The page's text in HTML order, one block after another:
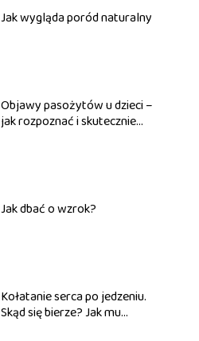
Jak wygląda poród naturalny
Objawy pasożytów u dzieci –
jak rozpoznać i skutecznie
Jak dbać o wzrok?
Kołatanie serca po jedzeniu.
Skąd się bierze? Jak mu